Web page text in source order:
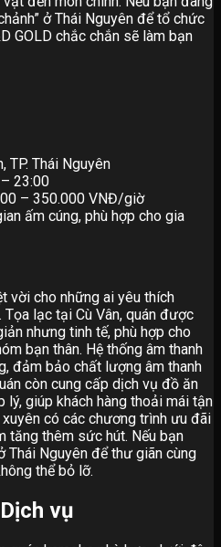
ở Thái Nguyên để tổ chức
GOLD chắc chắn sẽ làm bạn
TP. Thái Nguyên
23:00
– 350.000 VNĐ/giờ
ấm cúng, phù hợp cho gia
vời cho những ai yêu thích
lạc tại Cù Vân, quán được
nhưng tinh tế, phù hợp cho
bạn thân. Hệ thống âm thanh
đảm bảo chất lượng âm thanh
còn cung cấp dịch vụ đồ ăn
giúp khách hàng thoải mái tận
có các chương trình ưu đãi
tăng thêm sức hút. Nếu bạn
Thái Nguyên để thư giãn cùng
thể bỏ lỡ.
vụ